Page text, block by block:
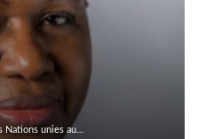
Nations unies au…